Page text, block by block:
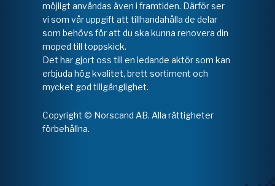
möjligt användas även i framtiden. Därför ser
vi som vår uppgift att tillhandahålla de delar
som behövs för att du ska kunna renovera din
moped till toppskick.
Det har gjort oss till en ledande aktör som kan
erbjuda hög kvalitet, brett sortiment och
mycket god tillgänglighet.
Copyright © Norscand AB. Alla rättigheter
förbehållna.